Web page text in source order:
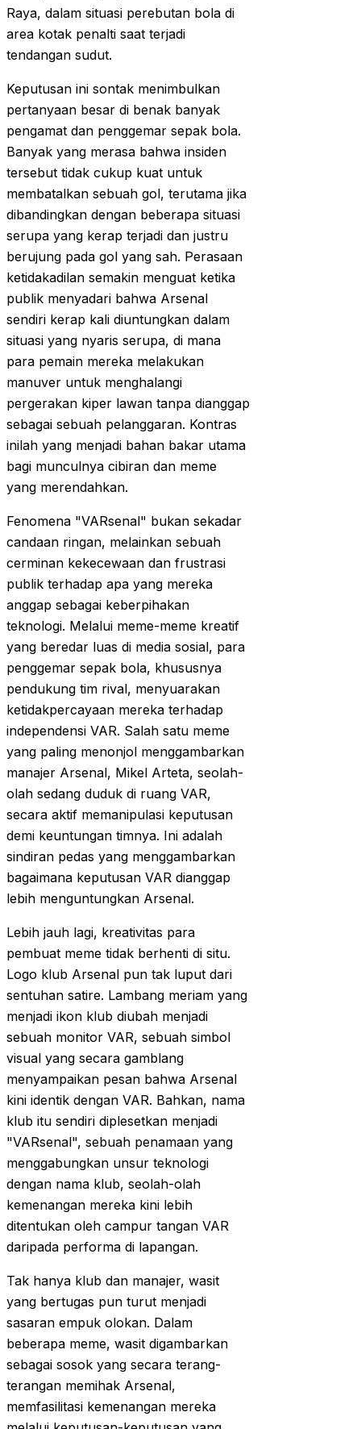
Raya, dalam situasi perebutan bola di
area kotak penalti saat terjadi
tendangan sudut.
Keputusan ini sontak menimbulkan
pertanyaan besar di benak banyak
pengamat dan penggemar sepak bola.
Banyak yang merasa bahwa insiden
tersebut tidak cukup kuat untuk
membatalkan sebuah gol, terutama jika
dibandingkan dengan beberapa situasi
serupa yang kerap terjadi dan justru
berujung pada gol yang sah. Perasaan
ketidakadilan semakin menguat ketika
publik menyadari bahwa Arsenal
sendiri kerap kali diuntungkan dalam
situasi yang nyaris serupa, di mana
para pemain mereka melakukan
manuver untuk menghalangi
pergerakan kiper lawan tanpa dianggap
sebagai sebuah pelanggaran. Kontras
inilah yang menjadi bahan bakar utama
bagi munculnya cibiran dan meme
yang merendahkan.
Fenomena "VARsenal" bukan sekadar
candaan ringan, melainkan sebuah
cerminan kekecewaan dan frustrasi
publik terhadap apa yang mereka
anggap sebagai keberpihakan
teknologi. Melalui meme-meme kreatif
yang beredar luas di media sosial, para
penggemar sepak bola, khususnya
pendukung tim rival, menyuarakan
ketidakpercayaan mereka terhadap
independensi VAR. Salah satu meme
yang paling menonjol menggambarkan
manajer Arsenal, Mikel Arteta, seolah-
olah sedang duduk di ruang VAR,
secara aktif memanipulasi keputusan
demi keuntungan timnya. Ini adalah
sindiran pedas yang menggambarkan
bagaimana keputusan VAR dianggap
lebih menguntungkan Arsenal.
Lebih jauh lagi, kreativitas para
pembuat meme tidak berhenti di situ.
Logo klub Arsenal pun tak luput dari
sentuhan satire. Lambang meriam yang
menjadi ikon klub diubah menjadi
sebuah monitor VAR, sebuah simbol
visual yang secara gamblang
menyampaikan pesan bahwa Arsenal
kini identik dengan VAR. Bahkan, nama
klub itu sendiri diplesetkan menjadi
"VARsenal", sebuah penamaan yang
menggabungkan unsur teknologi
dengan nama klub, seolah-olah
kemenangan mereka kini lebih
ditentukan oleh campur tangan VAR
daripada performa di lapangan.
Tak hanya klub dan manajer, wasit
yang bertugas pun turut menjadi
sasaran empuk olokan. Dalam
beberapa meme, wasit digambarkan
sebagai sosok yang secara terang-
terangan memihak Arsenal,
memfasilitasi kemenangan mereka